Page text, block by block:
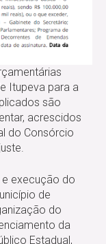
Itupeva para a
são
acrescidos
do Consórcio
execução do
de
do
da
Estadual,